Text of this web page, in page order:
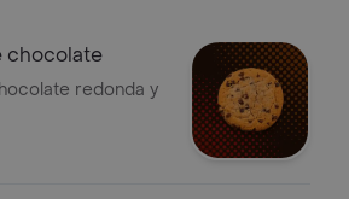
chocolate
redonda y